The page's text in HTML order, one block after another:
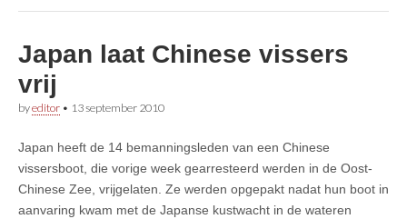
Japan laat Chinese vissers
vrij
byeditor • 13 september 2010
Japan heeft de 14 bemanningsleden van een Chinese
vissersboot, die vorige week gearresteerd werden in de Oost-
Chinese Zee, vrijgelaten. Ze werden opgepakt nadat hun boot in
aanvaring kwam met de Japanse kustwacht in de wateren